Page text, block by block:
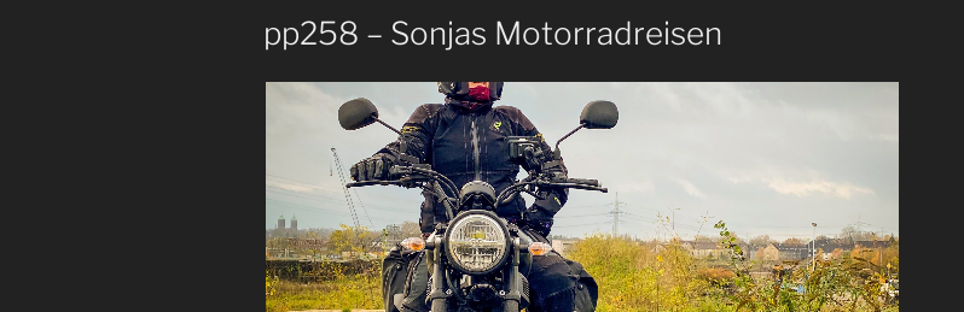
pp258 – Sonjas Motorradreisen